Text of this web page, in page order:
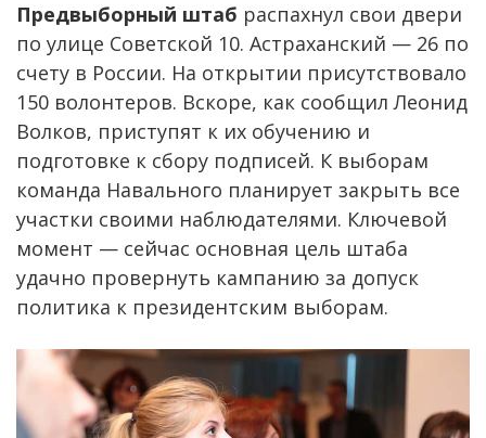
Предвыборный штаб распахнул свои двери
по улице Советской 10. Астраханский — 26 по
счету в России. На открытии присутствовало
150 волонтеров. Вскоре, как сообщил Леонид
Волков, приступят к их обучению и
подготовке к сбору подписей. К выборам
команда Навального планирует закрыть все
участки своими наблюдателями. Ключевой
момент — сейчас основная цель штаба
удачно провернуть кампанию за допуск
политика к президентским выборам.